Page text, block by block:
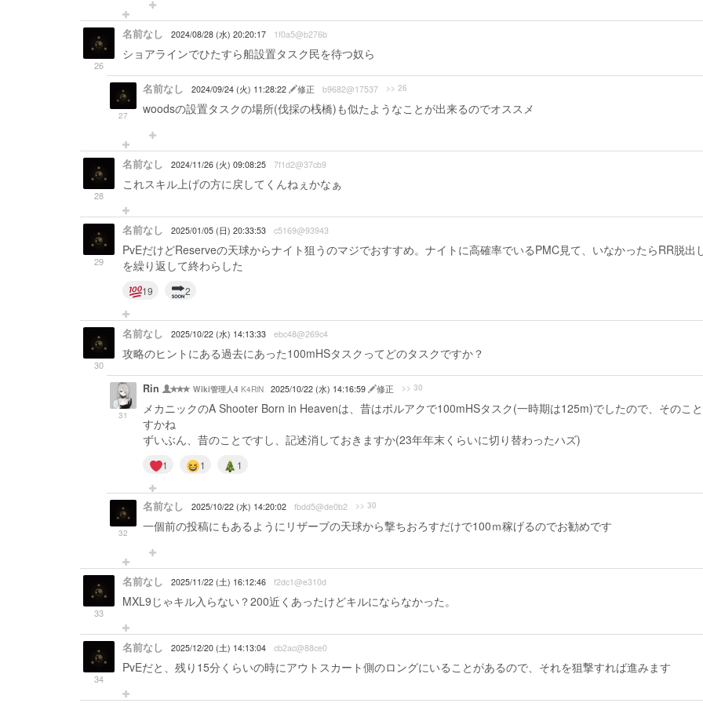
26
名前なし 2024/08/28 (水) 20:20:17 1f0a5@b276b
ショアラインでひたすら船設置タスク民を待つ奴ら
27
名前なし 2024/09/24 (火) 11:28:22 修正 b9682@17537 >> 26
woodsの設置タスクの場所(伐採の桟橋)も似たようなことが出来るのでオススメ
28
名前なし 2024/11/26 (火) 09:08:25 7f1d2@37cb9
これスキル上げの方に戻してくんねぇかなぁ
29
名前なし 2025/01/05 (日) 20:33:53 c5169@93943
PvEだけどReserveの天球からナイト狙うのマジでおすすめ。ナイトに高確率でいるPMC見て、いなかったらRR脱出
を繰り返して終わらした
19 2
30
名前なし 2025/10/22 (水) 14:13:33 ebc48@269c4
攻略のヒントにある過去にあった100mHSタスクってどのタスクですか？
31
Rin Wiki管理人4 K4RiN 2025/10/22 (水) 14:16:59 修正 >> 30
メカニックのA Shooter Born in Heavenは、昔はボルアクで100mHSタスク(一時期は125m)でしたので、そのこ
すかね
ずいぶん、昔のことですし、記述消しておきますか(23年年末くらいに切り替わったハズ)
1 1 1
32
名前なし 2025/10/22 (水) 14:20:02 fbdd5@de0b2 >> 30
一個前の投稿にもあるようにリザーブの天球から撃ちおろすだけで100ｍ稼げるのでお勧めです
33
名前なし 2025/11/22 (土) 16:12:46 f2dc1@e310d
MXL9じゃキル入らない？200近くあったけどキルにならなかった。
34
名前なし 2025/12/20 (土) 14:13:04 cb2ac@88ce0
PvEだと、残り15分くらいの時にアウトスカート側のロングにいることがあるので、それを狙撃すれば進みます